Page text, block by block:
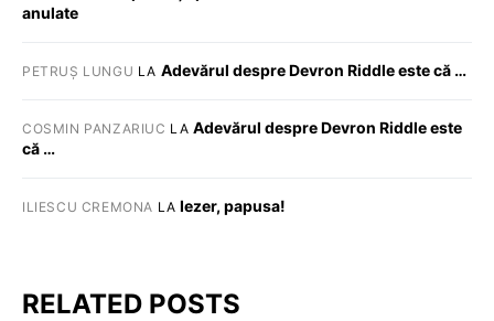
anulate
PETRUȘ LUNGU LA Adevărul despre Devron Riddle este că …
COSMIN PANZARIUC LA Adevărul despre Devron Riddle este
că …
ILIESCU CREMONA LA Iezer, papusa!
RELATED POSTS